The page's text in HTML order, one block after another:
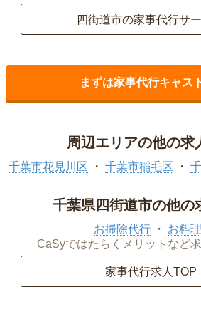
四街道市の家事代行サ
まずは家事代行キャス
周辺エリアの他の求
千葉市花見川区 千葉市稲毛区
千葉県四街道市の他の
お掃除代行
お料
CaSyではたらくメリットなど
家事代行求人TOP